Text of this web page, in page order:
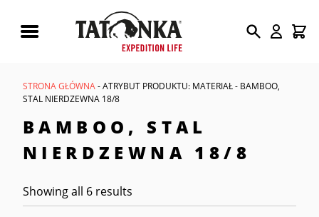
STRONA GŁÓWNA- ATRYBUT PRODUKTU: MATERIAŁ - BAMBOO,
STAL NIERDZEWNA 18/8
BAMBOO, STAL
NIERDZEWNA 18/8
Showing all 6 results